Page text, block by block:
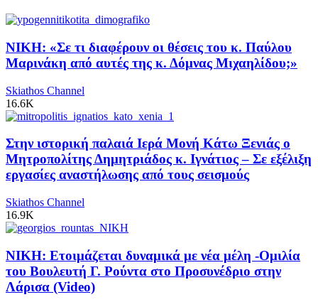
ΝΙΚΗ: «Σε τι διαφέρουν οι θέσεις του κ. Παύλου
Μαρινάκη από αυτές της κ. Δόμνας Μιχαηλίδου;»
Skiathos Channel
16.6K
Στην ιστορική παλαιά Ιερά Μονή Κάτω Ξενιάς ο
Μητροπολίτης Δημητριάδος κ. Ιγνάτιος – Σε εξέλιξη
εργασίες αναστήλωσης από τους σεισμούς
Skiathos Channel
16.9K
ΝΙΚΗ: Ετοιμάζεται δυναμικά με νέα μέλη -Ομιλία
του Βουλευτή Γ. Ρούντα στο Προσυνέδριο στην
Λάρισα (Video)